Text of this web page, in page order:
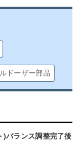
ドーザー部品
)バランス調整完了後